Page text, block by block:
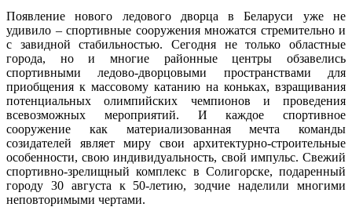
Появление нового ледового дворца в Беларуси уже не
удивило – спортивные сооружения множатся стремительно и
с завидной стабильностью. Сегодня не только областные
города, но и многие районные центры обзавелись
спортивными ледово-дворцовыми пространствами для
приобщения к массовому катанию на коньках, взращивания
потенциальных олимпийских чемпионов и проведения
всевозможных мероприятий. И каждое спортивное
сооружение как материализованная мечта команды
созидателей являет миру свои архитектурно-строительные
особенности, свою индивидуальность, свой импульс. Свежий
спортивно-зрелищный комплекс в Солигорске, подаренный
городу 30 августа к 50-летию, зодчие наделили многими
неповторимыми чертами.